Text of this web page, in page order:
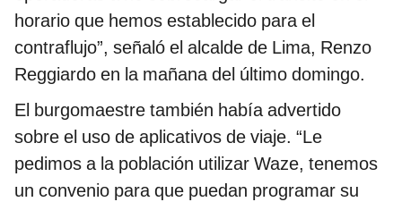
horario que hemos establecido para el
contraflujo”, señaló el alcalde de Lima, Renzo
Reggiardo en la mañana del último domingo.
El burgomaestre también había advertido
sobre el uso de aplicativos de viaje. “Le
pedimos a la población utilizar Waze, tenemos
un convenio para que puedan programar su